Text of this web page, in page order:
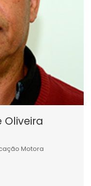
Oliveira
Motora